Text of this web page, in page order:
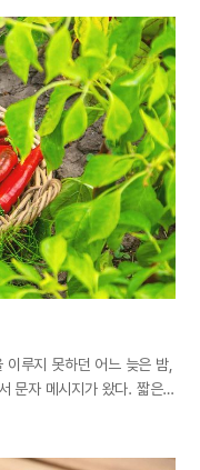
. 옥상에 올라가니 남편이
니 온몸을 훑고 지나가는
한마디 던졌습니다. “별
지난번에 남편에게 무심코
컷 볼 수 있는데 빈집이라
어버렸는데 남편은 마음에
에는 보석처럼 반짝이는
벌레들의 합창까지
이루지 못하던 어느 늦은 밤,
문자 메시지가 왔다. 짧은
를 타고 시골집으로
생각에 미안해하셨다.